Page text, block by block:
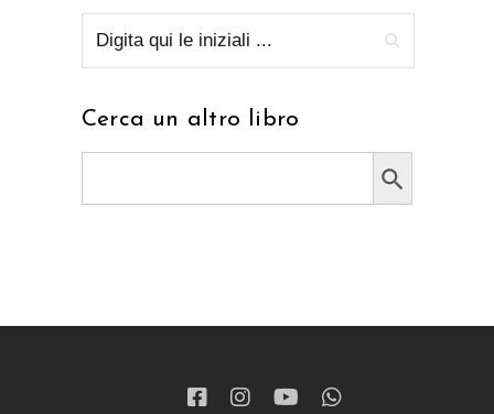
Cerca un altro libro
Search Button